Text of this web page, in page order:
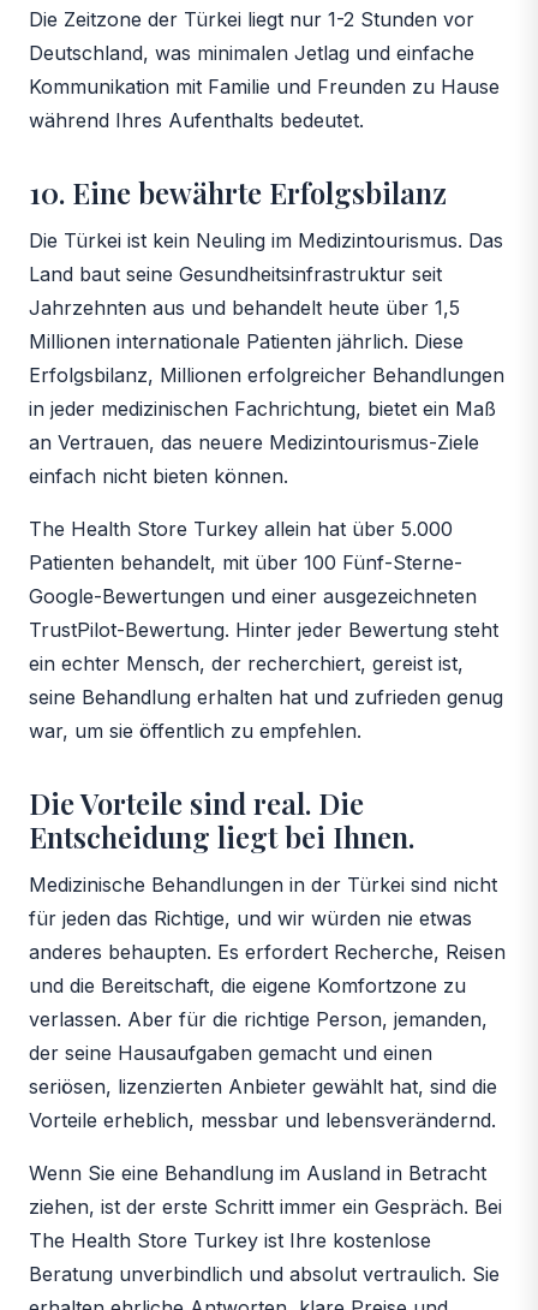
Die Zeitzone der Türkei liegt nur 1-2 Stunden vor
Deutschland, was minimalen Jetlag und einfache
Kommunikation mit Familie und Freunden zu Hause
während Ihres Aufenthalts bedeutet.
10. Eine bewährte Erfolgsbilanz
Die Türkei ist kein Neuling im Medizintourismus. Das
Land baut seine Gesundheitsinfrastruktur seit
Jahrzehnten aus und behandelt heute über 1,5
Millionen internationale Patienten jährlich. Diese
Erfolgsbilanz, Millionen erfolgreicher Behandlungen
in jeder medizinischen Fachrichtung, bietet ein Maß
an Vertrauen, das neuere Medizintourismus-Ziele
einfach nicht bieten können.
The Health Store Turkey allein hat über 5.000
Patienten behandelt, mit über 100 Fünf-Sterne-
Google-Bewertungen und einer ausgezeichneten
TrustPilot-Bewertung. Hinter jeder Bewertung steht
ein echter Mensch, der recherchiert, gereist ist,
seine Behandlung erhalten hat und zufrieden genug
war, um sie öffentlich zu empfehlen.
Die Vorteile sind real. Die
Entscheidung liegt bei Ihnen.
Medizinische Behandlungen in der Türkei sind nicht
für jeden das Richtige, und wir würden nie etwas
anderes behaupten. Es erfordert Recherche, Reisen
und die Bereitschaft, die eigene Komfortzone zu
verlassen. Aber für die richtige Person, jemanden,
der seine Hausaufgaben gemacht und einen
seriösen, lizenzierten Anbieter gewählt hat, sind die
Vorteile erheblich, messbar und lebensverändernd.
Wenn Sie eine Behandlung im Ausland in Betracht
ziehen, ist der erste Schritt immer ein Gespräch. Bei
The Health Store Turkey ist Ihre kostenlose
Beratung unverbindlich und absolut vertraulich. Sie